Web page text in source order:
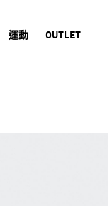
運動 OUTLET